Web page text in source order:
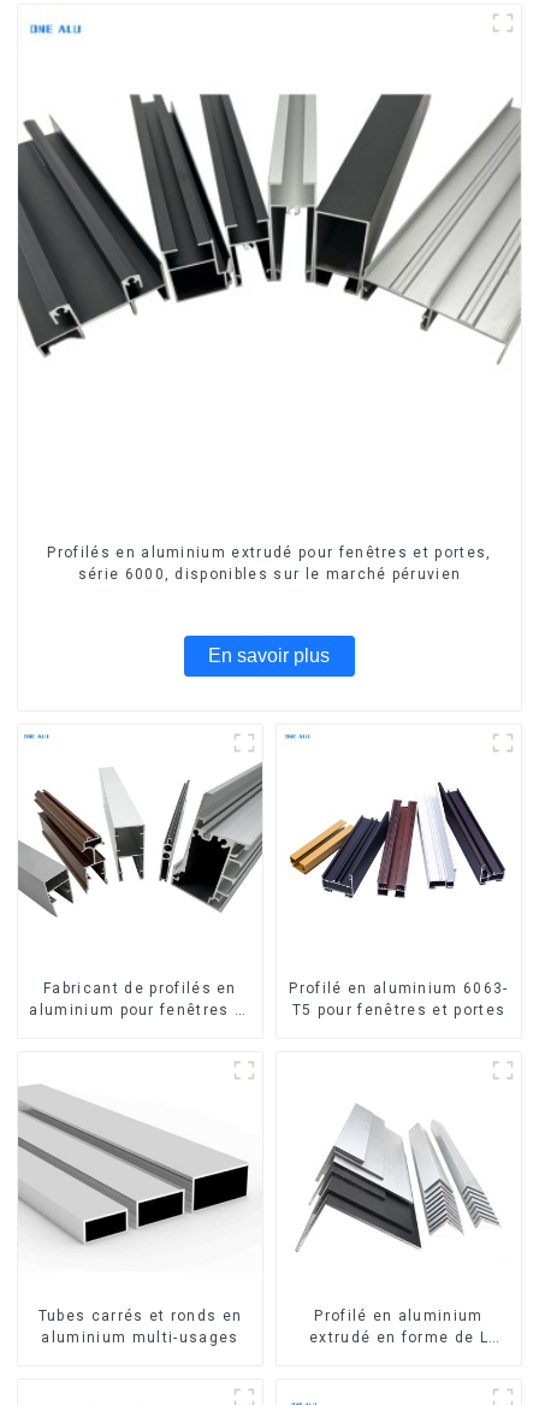
Profilés en aluminium extrudé pour fenêtres et portes,
série 6000, disponibles sur le marché péruvien
En savoir plus
Fabricant de profilés en
aluminium pour fenêtres et
Profilé en aluminium 6063-
T5 pour fenêtres et portes
Tubes carrés et ronds en
aluminium multi-usages
Profilé en aluminium
extrudé en forme de L